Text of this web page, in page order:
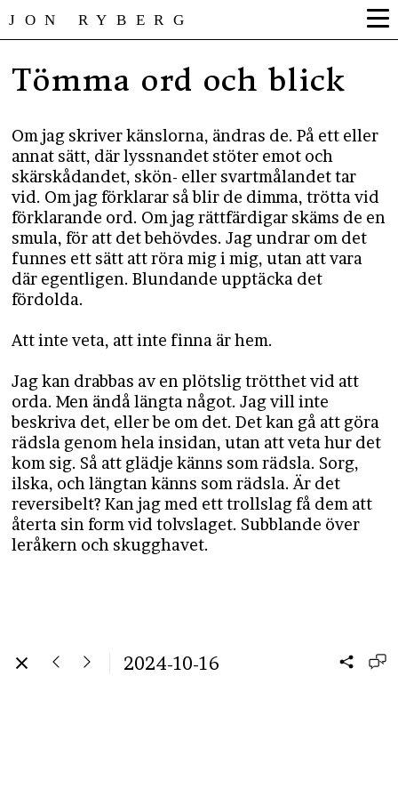
JON RYBERG
Tömma ord och blick
Om jag skriver känslorna, ändras de. På ett eller
annat sätt, där lyssnandet stöter emot och
skärskådandet, skön- eller svartmålandet tar
vid. Om jag förklarar så blir de dimma, trötta vid
förklarande ord. Om jag rättfärdigar skäms de en
smula, för att det behövdes. Jag undrar om det
funnes ett sätt att röra mig i mig, utan att vara
där egentligen. Blundande upptäcka det
fördolda.
Att inte veta, att inte finna är hem.
Jag kan drabbas av en plötslig trötthet vid att
orda. Men ändå längta något. Jag vill inte
beskriva det, eller be om det. Det kan gå att göra
rädsla genom hela insidan, utan att veta hur det
kom sig. Så att glädje känns som rädsla. Sorg,
ilska, och längtan känns som rädsla. Är det
reversibelt? Kan jag med ett trollslag få dem att
återta sin form vid tolvslaget. Subblande över
leråkern och skugghavet.
2024-10-16